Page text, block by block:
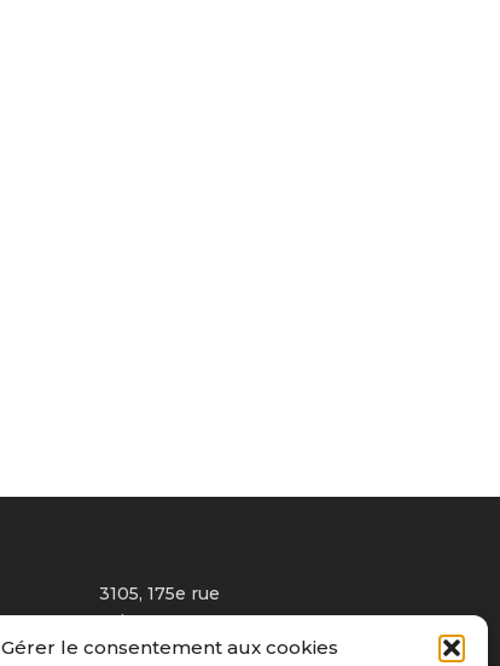
Gérer le consentement aux cookies
3105, 175e rue
Saint-Georges, Qc G5Y 5B9
info@thompsonconstructions.ca